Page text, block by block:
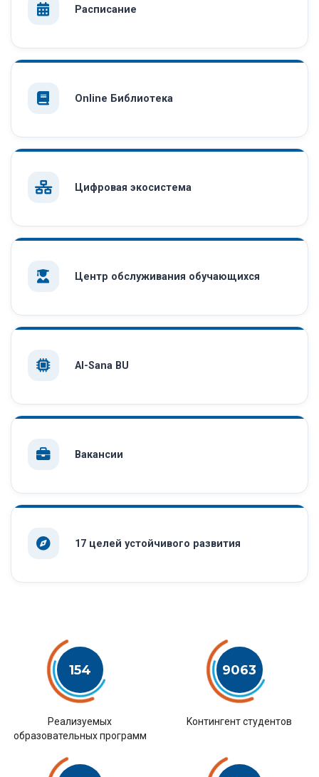
Расписание
Online Библиотека
Цифровая экосистема
Центр обслуживания обучающихся
AI-Sana BU
Вакансии
17 целей устойчивого развития
154
Pеализуемых
образовательных программ
9063
Kонтингент студентов